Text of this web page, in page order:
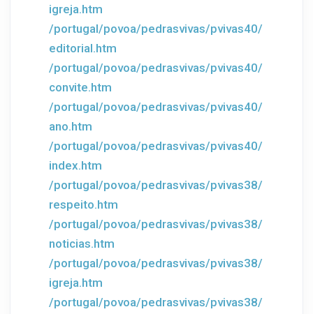
igreja.htm
/portugal/povoa/pedrasvivas/pvivas40/
editorial.htm
/portugal/povoa/pedrasvivas/pvivas40/
convite.htm
/portugal/povoa/pedrasvivas/pvivas40/
ano.htm
/portugal/povoa/pedrasvivas/pvivas40/
index.htm
/portugal/povoa/pedrasvivas/pvivas38/
respeito.htm
/portugal/povoa/pedrasvivas/pvivas38/
noticias.htm
/portugal/povoa/pedrasvivas/pvivas38/
igreja.htm
/portugal/povoa/pedrasvivas/pvivas38/